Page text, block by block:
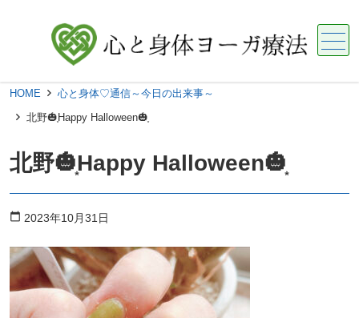
メニュー
HOME
心と身体♡通信～今日の出来事～
北野🎃͙Happy Halloween🎃͙
北野🎃͙Happy Halloween🎃͙
calendar_today 2023年10月31日